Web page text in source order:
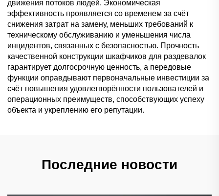
движения потоков людей. Экономическая
эффективность проявляется со временем за счёт
снижения затрат на замену, меньших требований к
техническому обслуживанию и уменьшения числа
инцидентов, связанных с безопасностью. Прочность
качественной конструкции шкафчиков для раздевалок
гарантирует долгосрочную ценность, а передовые
функции оправдывают первоначальные инвестиции за
счёт повышения удовлетворённости пользователей и
операционных преимуществ, способствующих успеху
объекта и укреплению его репутации.
Последние новости